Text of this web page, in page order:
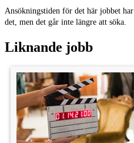
på det överenskomna arvodet.
Arvodet är inte förhandlingsbart.
Ingen tidigare erfarenhet krävs
Sök så berättar jag mer
Ansökningstiden för det här jobbet
det, men det går inte längre att söka.
Liknande jobb